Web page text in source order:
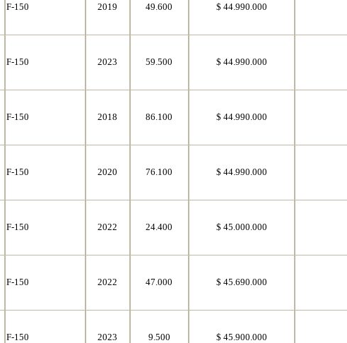
F-150 2019 49.600 $ 44.990.000
F-150 2023 59.500 $ 44.990.000
F-150 2018 86.100 $ 44.990.000
F-150 2020 76.100 $ 44.990.000
F-150 2022 24.400 $ 45.000.000
F-150 2022 47.000 $ 45.690.000
F-150 2023 9.500 $ 45.900.000